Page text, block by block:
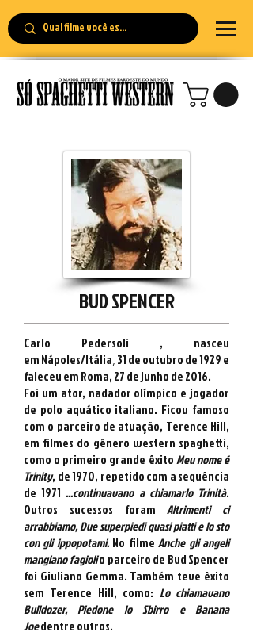
BUD SPENCER
Carlo Pedersoli , nasceu
em Nápoles/Itália, 31 de outubro de 1929 e
faleceu em Roma, 27 de junho de 2016.
Foi um ator, nadador olímpico e jogador
de polo aquático italiano. Ficou famoso
com o parceiro de atuação, Terence Hill,
em filmes do gênero western spaghetti,
como o primeiro grande êxitoMeu nome é
Trinity, de 1970, repetido com a sequência
de 1971 ...continuavano a chiamarlo Trinità.
Outros sucessos foramAltrimenti ci
arrabbiamo, Due superpiedi quasi piatti e Io sto
con gli ippopotami.No filmeAnche gli angeli
mangiano fagiolio parceiro de Bud Spencer
foi Giuliano Gemma. Também teve êxito
sem Terence Hill, como: Lo chiamavano
Bulldozer, Piedone lo Sbirro e Banana
Joedentre outros.